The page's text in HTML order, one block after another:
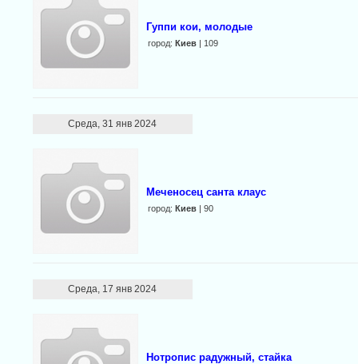
Гуппи кои, молодые
город: Киев| 109
Среда, 31 янв 2024
Меченосец санта клаус
город: Киев| 90
Среда, 17 янв 2024
Нотропис радужный, стайка